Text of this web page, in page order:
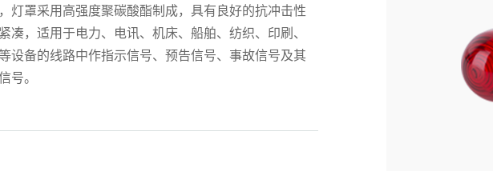
灯罩采用高强度聚碳酸酯制成，具有良好的抗冲击性
凑，适用于电力、电讯、机床、船舶、纺织、印刷、
设备的线路中作指示信号、预告信号、事故信号及其
号。